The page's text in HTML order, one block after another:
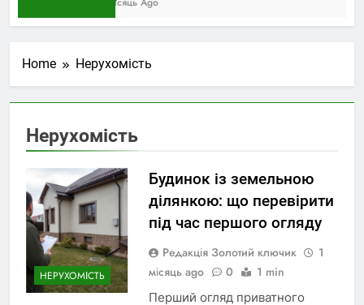
Home Нерухомість
Нерухомість
НЕРУХОМІСТЬ
Будинок із земельною
ділянкою: що перевірити
під час першого огляду
Редакція Золотий ключик
1
місяць ago
0 1 min
Перший огляд приватного